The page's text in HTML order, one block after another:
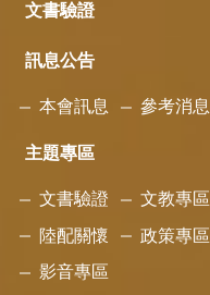
文書驗證
訊息公告
本會訊息 參考消息
主題專區
文書驗證 文教專區
陸配關懷 政策專區
影音專區